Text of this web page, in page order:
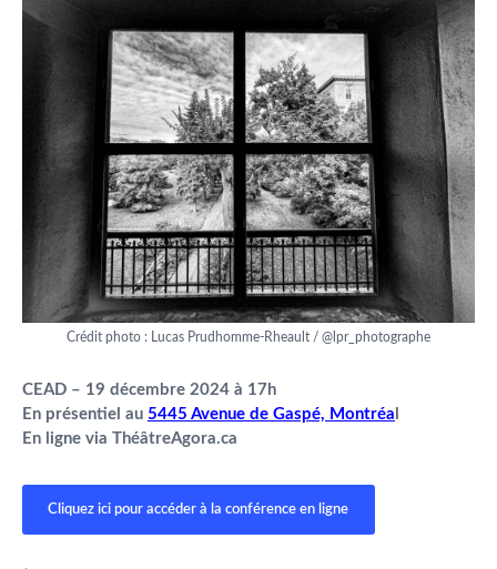
Crédit photo : Lucas Prudhomme-Rheault / @lpr_photographe
CEAD – 19 décembre 2024 à 17h
En présentiel au 5445 Avenue de Gaspé, Montréa
En ligne via ThéâtreAgora.ca
Cliquez ici pour accéder à la conférence en ligne